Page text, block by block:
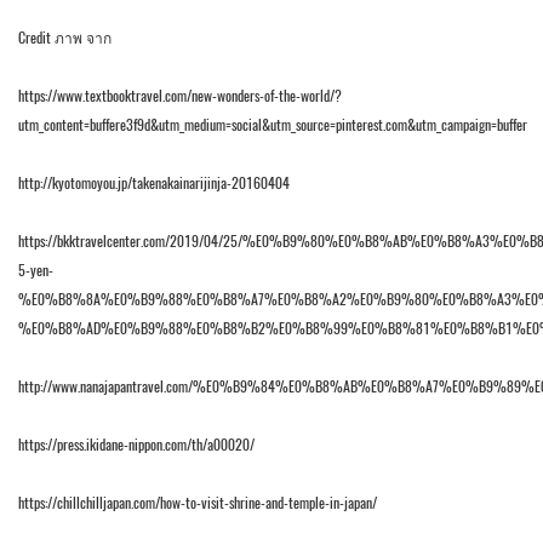
Credit ภาพ จาก
https://www.textbooktravel.com/new-wonders-of-the-world/?
utm_content=buffere3f9d&utm_medium=social&utm_source=pinterest.com&utm_campaign=buffer
http://kyotomoyou.jp/takenakainarijinja-20160404
https://bkktravelcenter.com/2019/04/25/
5-yen-
http://www.nanajapantravel.com/
https://press.ikidane-nippon.com/th/a00020/
https://chillchilljapan.com/how-to-visit-shrine-and-temple-in-japan/